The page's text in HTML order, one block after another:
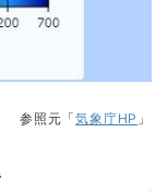
参照元「気象庁HP 」